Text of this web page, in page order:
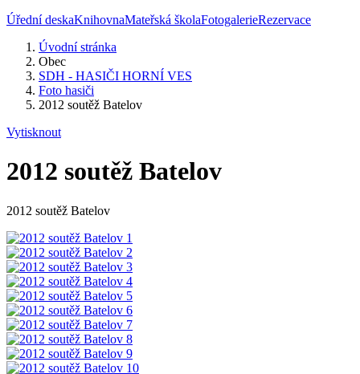
Úřední deskaKnihovnaMateřská školaFotogalerieRezervace
Úvodní stránka
Obec
SDH - HASIČI HORNÍ VES
Foto hasiči
2012 soutěž Batelov
Vytisknout
2012 soutěž Batelov
2012 soutěž Batelov